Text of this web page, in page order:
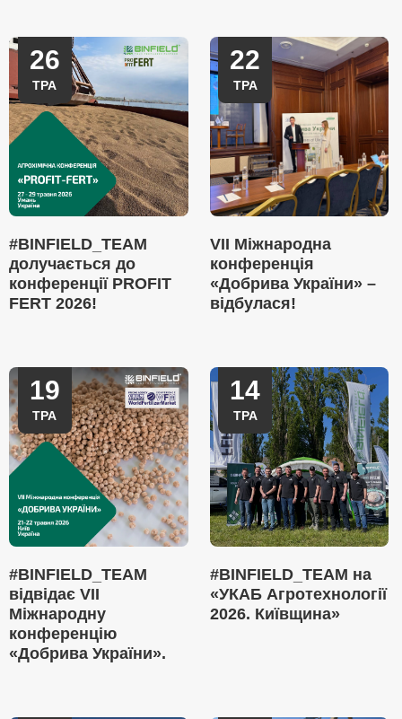
26
ТРА
#BINFIELD_TEAM
долучається до
конференції PROFIT
FERT 2026!
22
ТРА
VII Міжнародна
конференція
«Добрива України» –
відбулася!
19
ТРА
#BINFIELD_TEAM
відвідає VII
Міжнародну
конференцію
«Добрива України».
14
ТРА
#BINFIELD_TEAM на
«УКАБ Агротехнології
2026. Київщина»